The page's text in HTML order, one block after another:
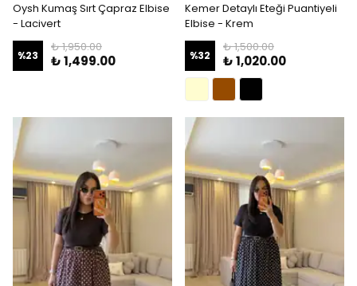
Oysh Kumaş Sırt Çapraz Elbise
- Lacivert
%23
₺ 1,950.00
₺ 1,499.00
Kemer Detaylı Eteği Puantiyeli
Elbise - Krem
%32
₺ 1,500.00
₺ 1,020.00